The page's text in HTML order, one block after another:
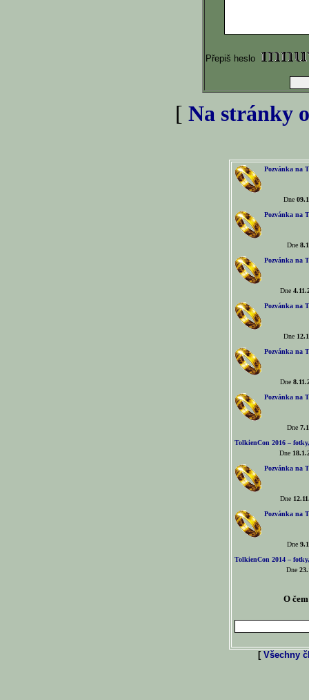
Přepiš heslo
[ Na stránky
Pozvánka na
Dne
Pozvánka na
Dne
Pozvánka na
Dne
Pozvánka na
Dne
Pozvánka na
Dne
Pozvánka na
Dne
TolkienCon 2016 –
Dne
Pozvánka na
Dne
Pozvánka na
Dne
TolkienCon 2014 –
Dne
O
[ Všechny